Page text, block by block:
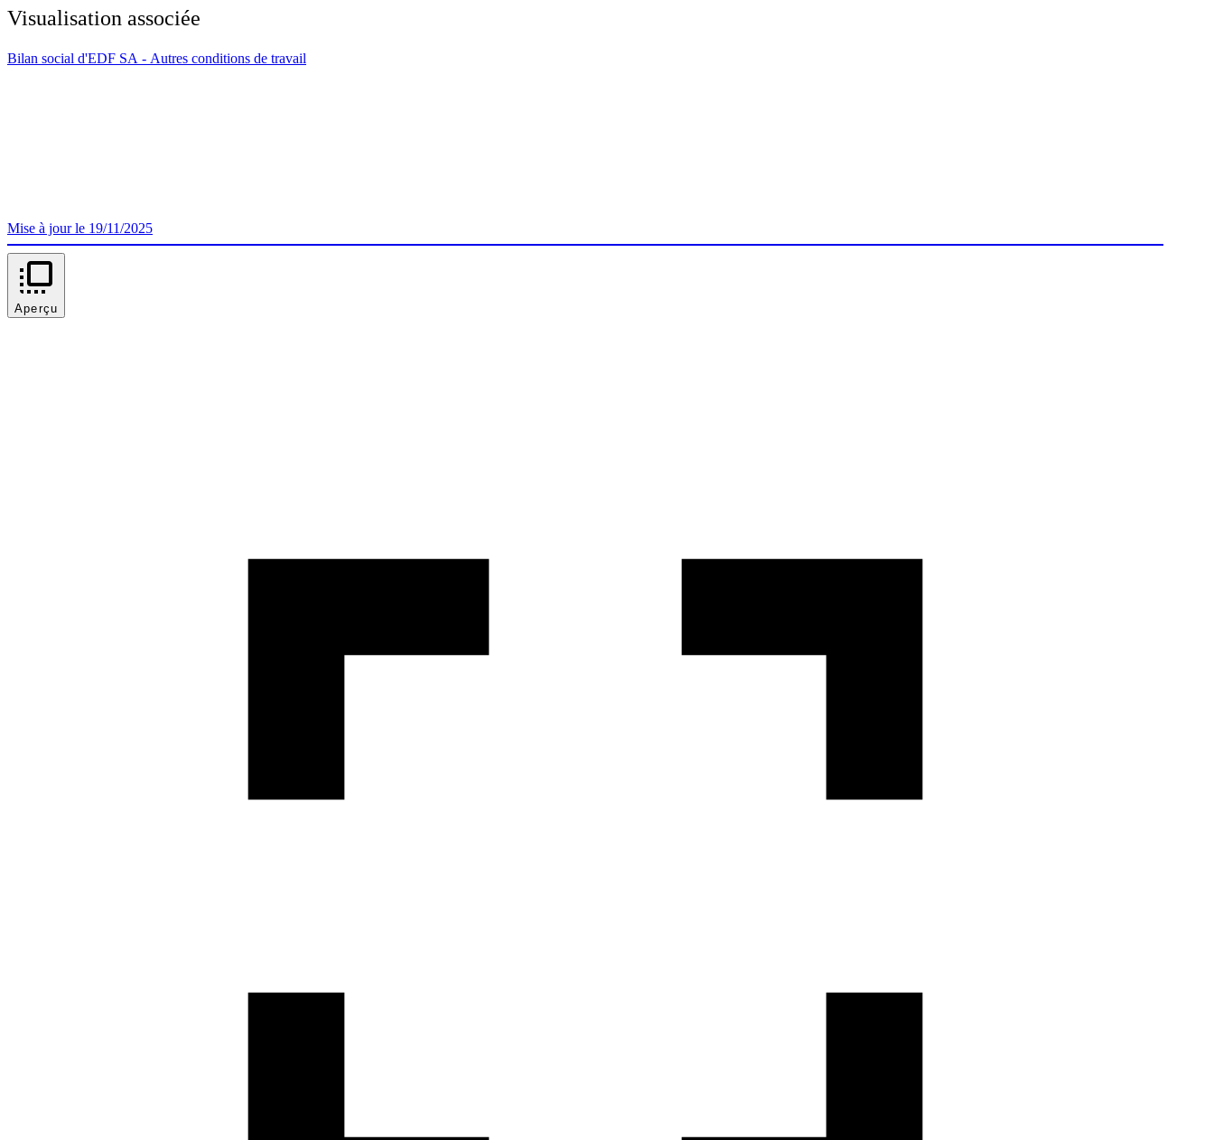
Visualisation associée
Bilan social d'EDF SA - Autres conditions de travail
Mise à jour le 19/11/2025
Aperçu